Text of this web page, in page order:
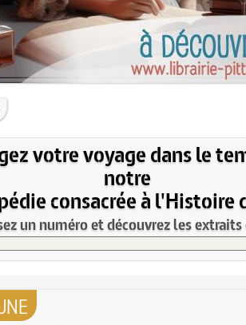
votre voyage dans le
notre
consacrée à l'Histoire
un numéro et découvrez les